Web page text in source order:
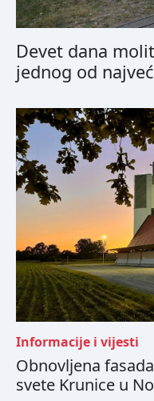
Devet dana
jednog od
Informacije i vijesti
Obnovljena
svete Krunice u